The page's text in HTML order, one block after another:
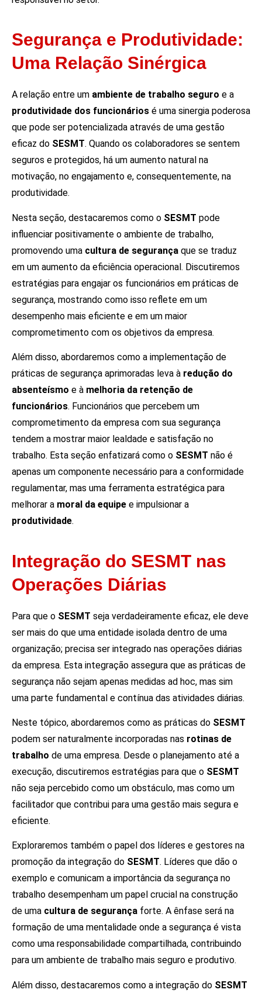
Segurança e Produtividade:
Uma Relação Sinérgica
A relação entre um ambiente de trabalho seguro e a
produtividade dos funcionários é uma sinergia poderosa
que pode ser potencializada através de uma gestão
eficaz do SESMT. Quando os colaboradores se sentem
seguros e protegidos, há um aumento natural na
motivação, no engajamento e, consequentemente, na
produtividade.
Nesta seção, destacaremos como o SESMT pode
influenciar positivamente o ambiente de trabalho,
promovendo uma cultura de segurança que se traduz
em um aumento da eficiência operacional. Discutiremos
estratégias para engajar os funcionários em práticas de
segurança, mostrando como isso reflete em um
desempenho mais eficiente e em um maior
comprometimento com os objetivos da empresa.
Além disso, abordaremos como a implementação de
práticas de segurança aprimoradas leva à redução do
absenteísmo e à melhoria da retenção de
funcionários. Funcionários que percebem um
comprometimento da empresa com sua segurança
tendem a mostrar maior lealdade e satisfação no
trabalho. Esta seção enfatizará como o SESMT não é
apenas um componente necessário para a conformidade
regulamentar, mas uma ferramenta estratégica para
melhorar a moral da equipe e impulsionar a
produtividade.
Integração do SESMT nas
Operações Diárias
Para que o SESMT seja verdadeiramente eficaz, ele deve
ser mais do que uma entidade isolada dentro de uma
organização; precisa ser integrado nas operações diárias
da empresa. Esta integração assegura que as práticas de
segurança não sejam apenas medidas ad hoc, mas sim
uma parte fundamental e contínua das atividades diárias.
Neste tópico, abordaremos como as práticas do SESMT
podem ser naturalmente incorporadas nas rotinas de
trabalho de uma empresa. Desde o planejamento até a
execução, discutiremos estratégias para que o SESMT
não seja percebido como um obstáculo, mas como um
facilitador que contribui para uma gestão mais segura e
eficiente.
Exploraremos também o papel dos líderes e gestores na
promoção da integração do SESMT. Líderes que dão o
exemplo e comunicam a importância da segurança no
trabalho desempenham um papel crucial na construção
de uma cultura de segurança forte. A ênfase será na
formação de uma mentalidade onde a segurança é vista
como uma responsabilidade compartilhada, contribuindo
para um ambiente de trabalho mais seguro e produtivo.
Além disso, destacaremos como a integração do SESMT